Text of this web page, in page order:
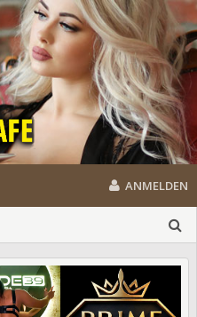
ANMELDEN